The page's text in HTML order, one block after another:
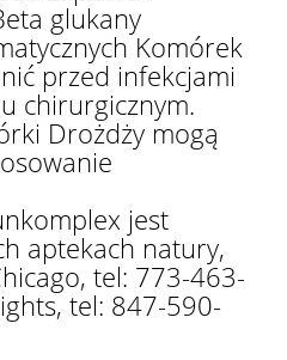
glukany
Komórek
przed infekcjami
chirurgicznym.
Drożdży mogą
jest
aptekach natury,
tel: 773-463-
tel: 847-590-